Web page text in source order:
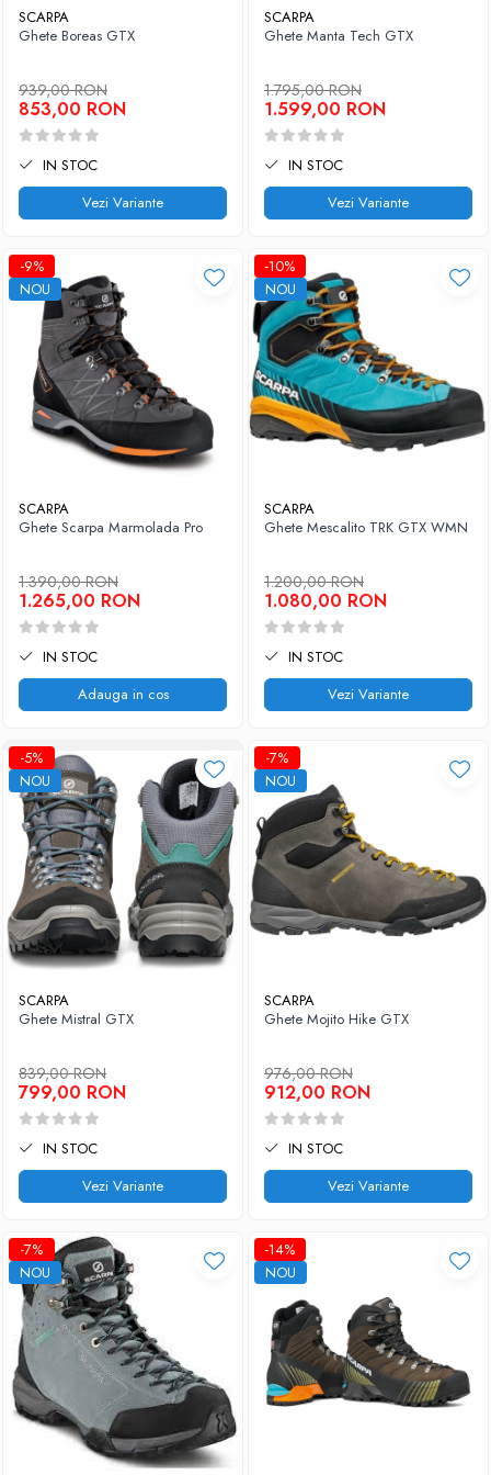
SCARPA
Ghete Boreas GTX
939,00 RON
853,00 RON
IN STOC
Vezi Variante
SCARPA
Ghete Manta Tech GTX
1.795,00 RON
1.599,00 RON
IN STOC
Vezi Variante
-9%
NOU
SCARPA
Ghete Scarpa Marmolada Pro
1.390,00 RON
1.265,00 RON
IN STOC
Adauga in cos
-10%
NOU
SCARPA
Ghete Mescalito TRK GTX WMN
1.200,00 RON
1.080,00 RON
IN STOC
Vezi Variante
-5%
NOU
SCARPA
Ghete Mistral GTX
839,00 RON
799,00 RON
IN STOC
Vezi Variante
-7%
NOU
SCARPA
Ghete Mojito Hike GTX
976,00 RON
912,00 RON
IN STOC
Vezi Variante
-7%
NOU
-14%
NOU